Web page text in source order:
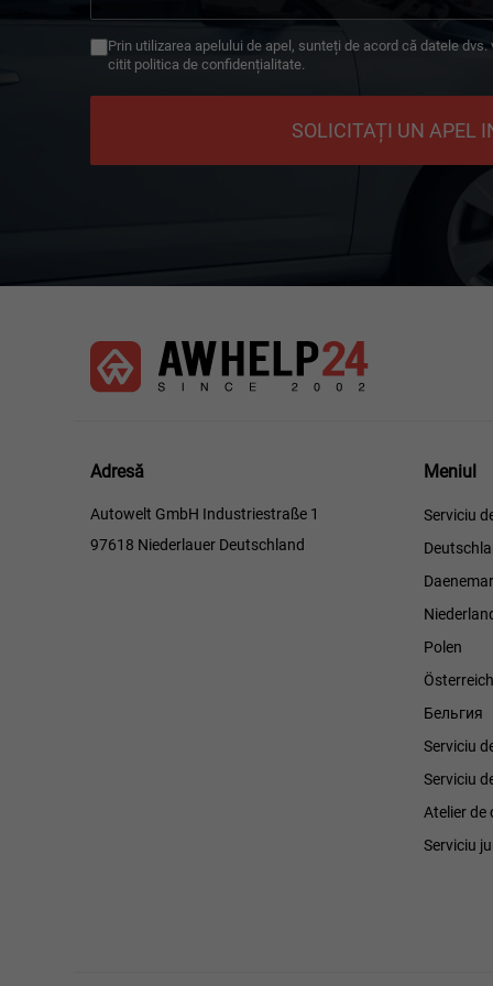
+49
Prin utilizarea apelului de apel, sunteți de acord că datele
citit politica de confidențialitate.
SOLICITAȚI UN APEL
Adresă
Autowelt GmbH Industriestraße 1
97618 Niederlauer Deutschland
Meniul
Meniul
Serviciu
Polen
Österreich
Бельгия
Serviciu
Serviciu
Atelier de
Serviciu